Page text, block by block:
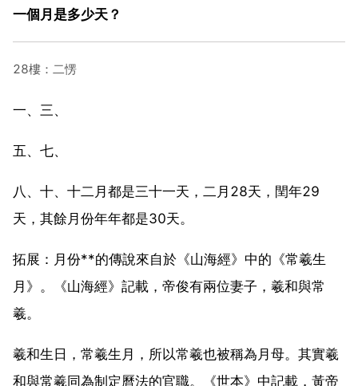
一個月是多少天？
28樓：二愣
一、三、
五、七、
八、十、十二月都是三十一天，二月28天，閏年29
天，其餘月份年年都是30天。
拓展：月份**的傳說來自於《山海經》中的《常羲生
月》。《山海經》記載，帝俊有兩位妻子，羲和與常
羲。
羲和生日，常羲生月，所以常羲也被稱為月母。其實羲
和與常羲同為制定曆法的官職。《世本》中記載，黃帝